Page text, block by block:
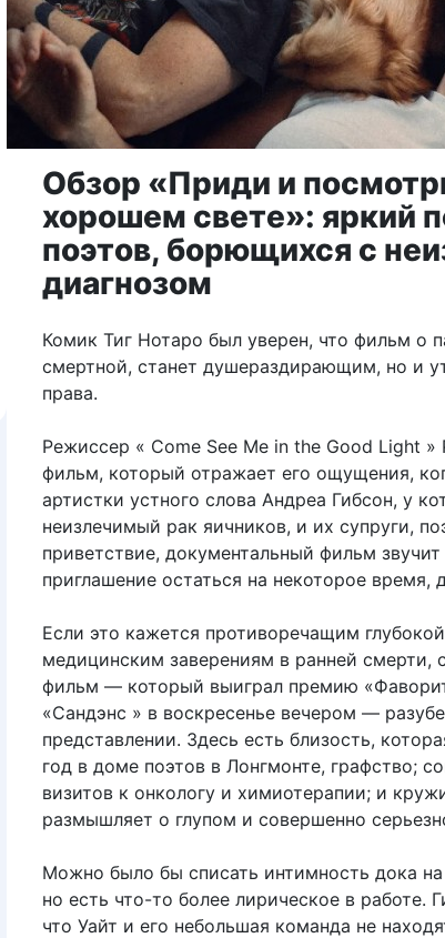
Обзор «Приди и
хорошем свете»: яркий
поэтов, борющихся с
диагнозом
Комик Тиг Нотаро был уверен, что фильм о
смертной, станет душераздирающим, но и
права.
Режиссер « Come See Me in the Good Light »
фильм, который отражает его ощущения,
артистки устного слова Андреа Гибсон, у
неизлечимый рак яичников, и их супруги,
приветствие, документальный фильм
приглашение остаться на некоторое время,
Если это кажется противоречащим
медицинским заверениям в ранней смерти,
фильм — который выиграл премию
«Сандэнс » в воскресенье вечером —
представлении. Здесь есть близость,
год в доме поэтов в Лонгмонте, графство;
визитов к онкологу и химиотерапии; и
размышляет о глупом и совершенно
Можно было бы списать интимность дока
но есть что-то более лирическое в работе.
что Уайт и его небольшая команда не